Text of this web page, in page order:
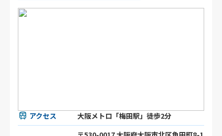
アクセス
大阪メトロ「梅田駅」徒歩2分